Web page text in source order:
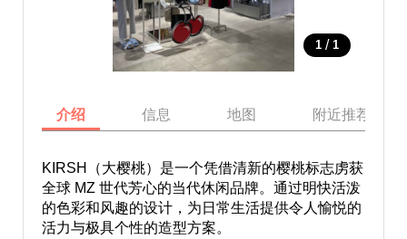
1 / 1
介绍 信息 地图 附近推荐景点
KIRSH（大樱桃）是一个凭借清新的樱桃标志虏获
全球 MZ 世代芳心的当代休闲品牌。通过明快活泼
的色彩和风趣的设计，为日常生活提供令人愉悦的
活力与极具个性的造型方案。